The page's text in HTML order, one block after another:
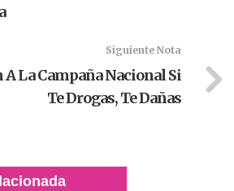
Siguiente Nota
A La Campaña Nacional Si
Te Drogas, Te Dañas